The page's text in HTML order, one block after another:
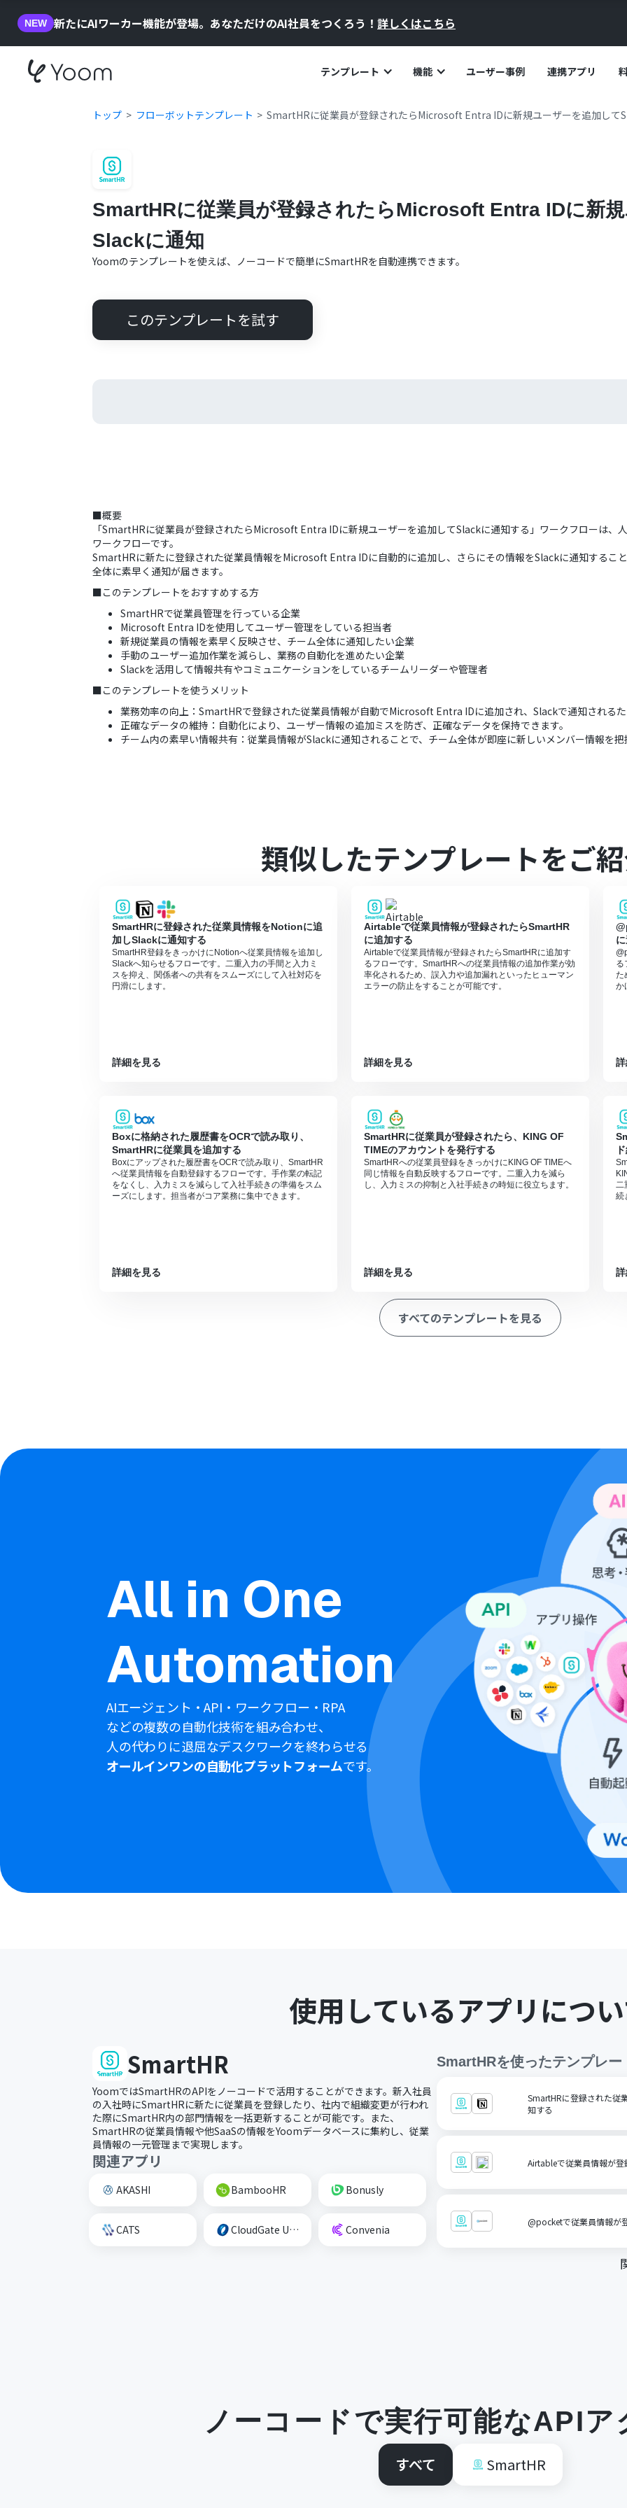
NEW 新たにAIワーカー機能が登場。あなただけのAI社員をつくろう！ 詳しくはこちら
テンプレート 機能 ユーザー事例 連携アプリ
トップ フローボットテンプレート SmartHRに従業員が登録されたらMicrosoft Entra IDに新規ユーザーを追加して
SmartHRに従業員が登録されたらMicrosoft Entra IDに新
Slackに通知
Yoomのテンプレートを使えば、ノーコードで簡単にSmartHRを自動連携できます。
このテンプレートを試す
■概要
「SmartHRに従業員が登録されたらMicrosoft Entra IDに新規ユーザーを追加してSlackに通知する」ワークフローは、
ワークフローです。
SmartHRに新たに登録された従業員情報をMicrosoft Entra IDに自動的に追加し、さらにその情報をSlackに通知するこ
全体に素早く通知が届きます。
■このテンプレートをおすすめする方
SmartHRで従業員管理を行っている企業
Microsoft Entra IDを使用してユーザー管理をしている担当者
新規従業員の情報を素早く反映させ、チーム全体に通知したい企業
手動のユーザー追加作業を減らし、業務の自動化を進めたい企業
Slackを活用して情報共有やコミュニケーションをしているチームリーダーや管理者
■このテンプレートを使うメリット
業務効率の向上：SmartHRで登録された従業員情報が自動でMicrosoft Entra IDに追加され、Slackで通知される
正確なデータの維持：自動化により、ユーザー情報の追加ミスを防ぎ、正確なデータを保持できます。
チーム内の素早い情報共有：従業員情報がSlackに通知されることで、チーム全体が即座に新しいメンバー情報を
類似したテンプレートをご
SmartHRに登録された従業員情報をNotionに追
加しSlackに通知する
SmartHR登録をきっかけにNotionへ従業員情報を追加し
Slackへ知らせるフローです。二重入力の手間と入力ミ
スを抑え、関係者への共有をスムーズにして入社対応を
円滑にします。
詳細を見る
Airtableで従業員情報が登録されたらSmartHR
に追加する
Airtableで従業員情報が登録されたらSmartHRに追加す
るフローです。SmartHRへの従業員情報の追加作業が効
率化されるため、誤入力や追加漏れといったヒューマン
エラーの防止をすることが可能です。
詳細を見る
る
た
か
Boxに格納された履歴書をOCRで読み取り、
SmartHRに従業員を追加する
Boxにアップされた履歴書をOCRで読み取り、SmartHR
へ従業員情報を自動登録するフローです。手作業の転記
をなくし、入力ミスを減らして入社手続きの準備をスム
ーズにします。担当者がコア業務に集中できます。
詳細を見る
SmartHRに従業員が登録されたら、KING OF
TIMEのアカウントを発行する
SmartHRへの従業員登録をきっかけにKING OF TIMEへ
同じ情報を自動反映するフローです。二重入力を減ら
し、入力ミスの抑制と入社手続きの時短に役立ちます。
詳細を見る
二
続
すべてのテンプレートを見る
All in One
Automation
AIエージェント・API・ワークフロー・RPA
などの複数の自動化技術を組み合わせ、
人の代わりに退屈なデスクワークを終わらせる
オールインワンの自動化プラットフォームです。
使用しているアプリにつ
SmartHR
YoomではSmartHRのAPIをノーコードで活用することができます。新入社員
の入社時にSmartHRに新たに従業員を登録したり、社内で組織変更が行われ
た際にSmartHR内の部門情報を一括更新することが可能です。また、
SmartHRの従業員情報や他SaaSの情報をYoomデータベースに集約し、従業
員情報の一元管理まで実現します。
関連アプリ
AKASHI BambooHR Bonusly
CATS CloudGate UNO Convenia
SmartHRを使ったテンプレー
SmartHRに登録された従
知する
Airtableで従業員情報が
@pocketで従業員情報が
ノーコードで実行可能なAPIア
すべて SmartHR